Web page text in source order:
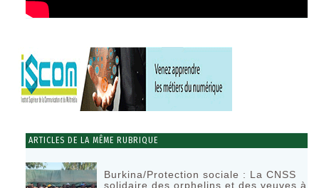
ARTICLES DE LA MÊME RUBRIQUE
Burkina/Protection sociale : La CNSS
solidaire des orphelins et des veuves à